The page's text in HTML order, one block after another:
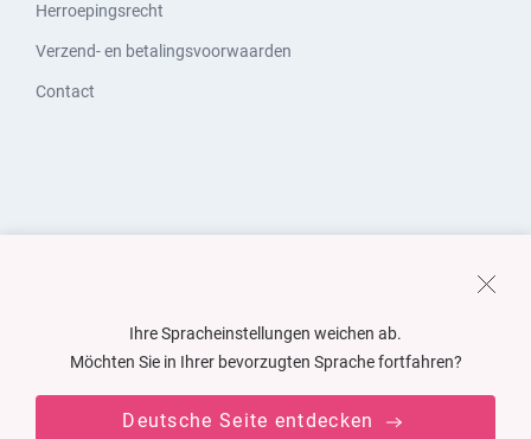
Herroepingsrecht
Verzend- en betalingsvoorwaarden
Contact
Ihre Spracheinstellungen weichen ab.
Möchten Sie in Ihrer bevorzugten Sprache fortfahren?
Deutsche Seite entdecken